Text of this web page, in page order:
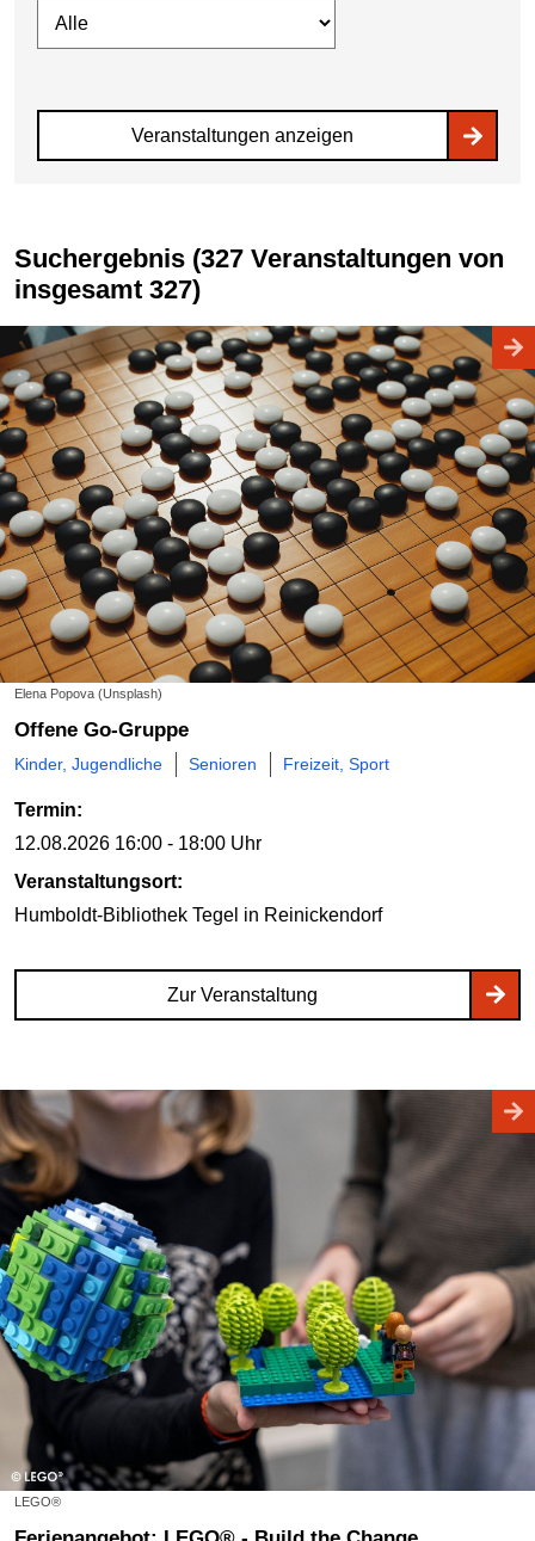
Veranstaltungen anzeigen
Suchergebnis (327 Veranstaltungen von
insgesamt 327)
Elena Popova (Unsplash)
Offene Go-Gruppe
Kinder, Jugendliche Senioren Freizeit, Sport
Termin:
12.08.2026 16:00 - 18:00 Uhr
Veranstaltungsort:
Humboldt-Bibliothek Tegel in Reinickendorf
Zur Veranstaltung
LEGO®